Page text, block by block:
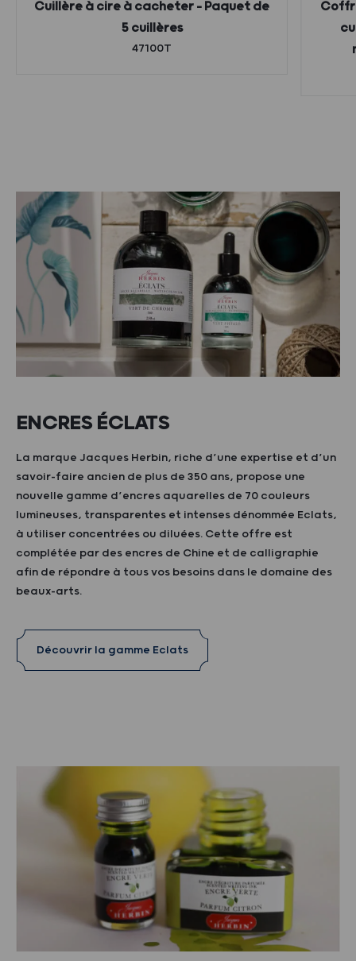
Cuillère à cire à cacheter – Paquet de
5 cuillères
47100T
ENCRES ÉCLATS
La marque Jacques Herbin, riche d’une expertise et d’un
savoir-faire ancien de plus de 350 ans, propose une
nouvelle gamme d’encres aquarelles de 70 couleurs
lumineuses, transparentes et intenses dénommée Eclats,
à utiliser concentrées ou diluées. Cette offre est
complétée par des encres de Chine et de calligraphie
afin de répondre à tous vos besoins dans le domaine des
beaux-arts.
Découvrir la gamme Eclats